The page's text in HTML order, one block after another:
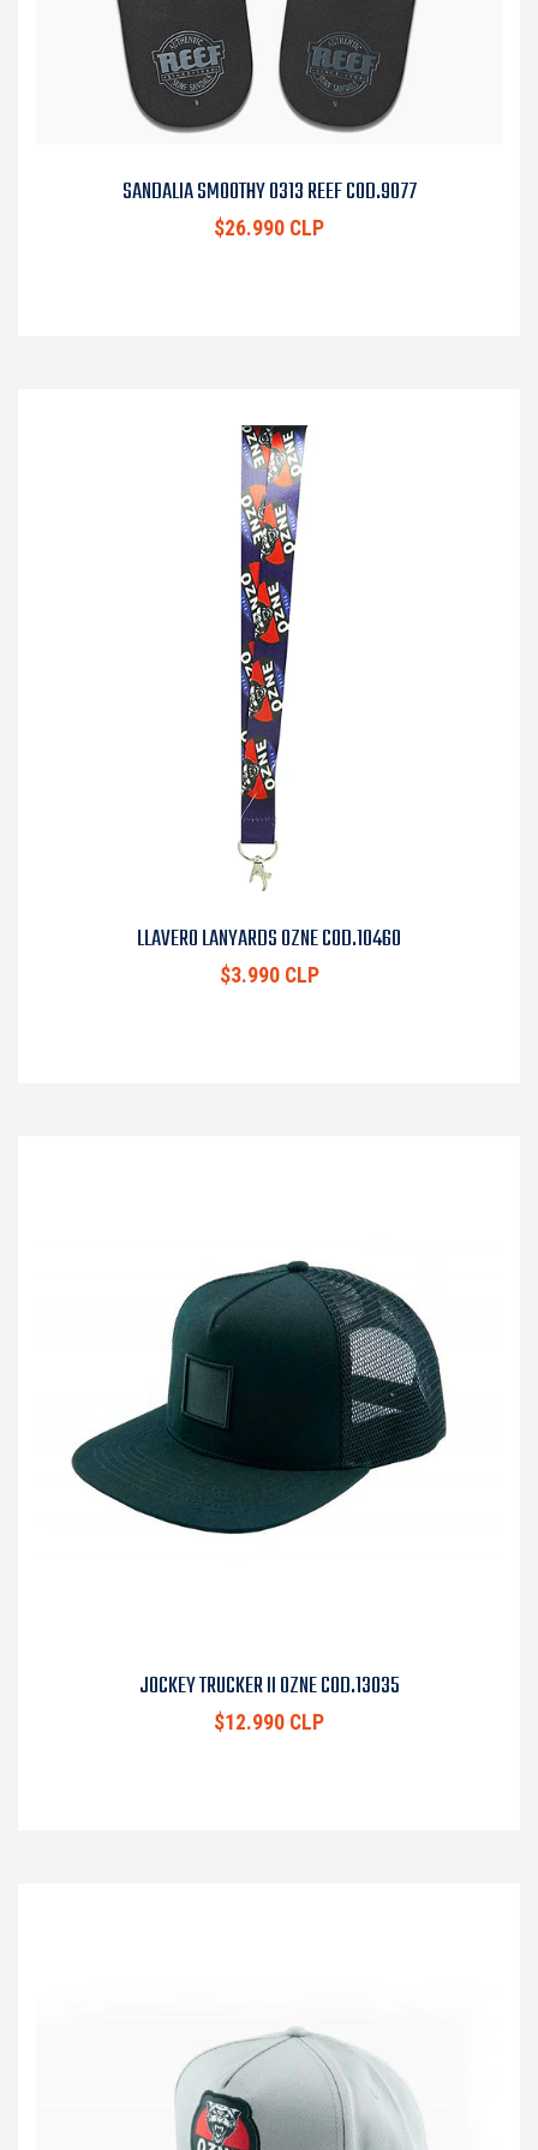
SANDALIA SMOOTHY 0313 REEF COD.9077
$26.990 CLP
LLAVERO LANYARDS OZNE COD.10460
$3.990 CLP
JOCKEY TRUCKER II OZNE COD.13035
$12.990 CLP